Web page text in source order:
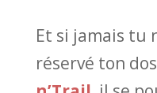
Et si jamais tu
réservé ton